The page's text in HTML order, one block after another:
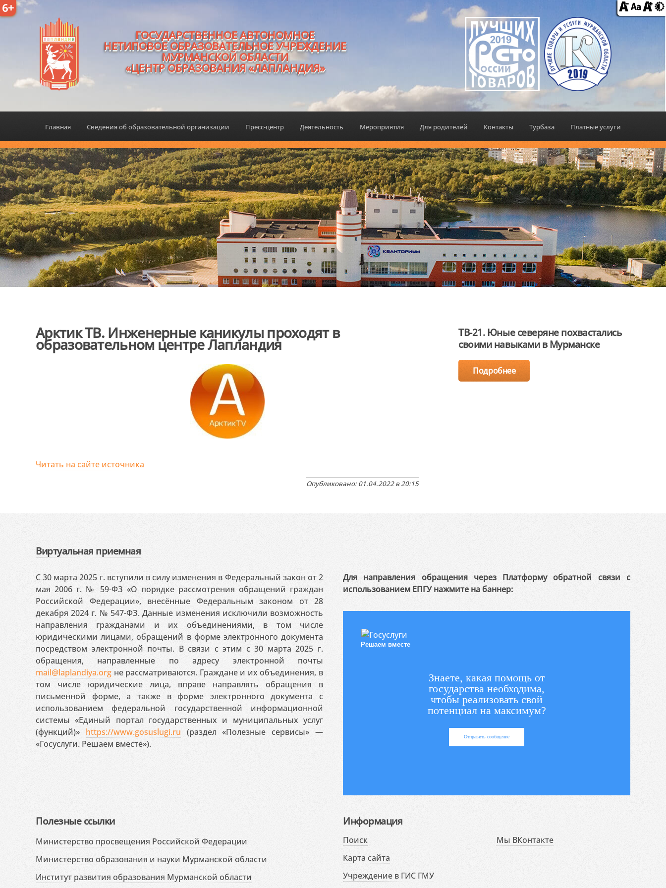
6+
ГОСУДАРСТВЕННОЕ АВТОНОМНОЕ
НЕТИПОВОЕ ОБРАЗОВАТЕЛЬНОЕ УЧРЕЖДЕНИЕ
МУРМАНСКОЙ ОБЛАСТИ
«ЦЕНТР ОБРАЗОВАНИЯ «ЛАПЛАНДИЯ»
Главная Сведения об образовательной организации Пресс-центр Деятельность Мероприятия Для родителей Контакты Турбаза Платные услуги
Арктик ТВ. Инженерные каникулы проходят в
образовательном центре Лапландия
Читать на сайте источника
Опубликовано: 01.04.2022 в 20:15
ТВ-21. Юные северяне похвастались
своими навыками в Мурманске
Подробнее
Виртуальная приемная
С 30 марта 2025 г. вступили в силу изменения в Федеральный закон от 2
мая 2006 г. № 59-ФЗ «О порядке рассмотрения обращений граждан
Российской Федерации», внесённые Федеральным законом от 28
декабря 2024 г. № 547-ФЗ. Данные изменения исключили возможность
направления гражданами и их объединениями, в том числе
юридическими лицами, обращений в форме электронного документа
посредством электронной почты. В связи с этим с 30 марта 2025 г.
обращения, направленные по адресу электронной почты
mail@laplandiya.org не рассматриваются. Граждане и их объединения, в
том числе юридические лица, вправе направлять обращения в
письменной форме, а также в форме электронного документа с
использованием федеральной государственной информационной
системы «Единый портал государственных и муниципальных услуг
(функций)» https://www.gosuslugi.ru (раздел «Полезные сервисы» —
«Госуслуги. Решаем вместе»).
Для направления обращения через Платформу обратной связи с
использованием ЕПГУ нажмите на баннер:
Решаем вместе
Знаете, какая помощь от
государства необходима,
чтобы реализовать свой
потенциал на максимум?
Отправить сообщение
Полезные ссылки
Министерство просвещения Российской Федерации
Министерство образования и науки Мурманской области
Институт развития образования Мурманской области
Информация
Поиск
Карта сайта
Учреждение в ГИС ГМУ
Мы ВКонтакте